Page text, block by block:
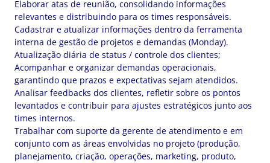
Elaborar atas de reunião, consolidando informações
relevantes e distribuindo para os times responsáveis.
Cadastrar e atualizar informações dentro da ferramenta
interna de gestão de projetos e demandas (Monday).
Atualização diária de status / controle dos clientes;
Acompanhar e organizar demandas operacionais,
garantindo que prazos e expectativas sejam atendidos.
Analisar feedbacks dos clientes, refletir sobre os pontos
levantados e contribuir para ajustes estratégicos junto aos
times internos.
Trabalhar com suporte da gerente de atendimento e em
conjunto com as áreas envolvidas no projeto (produção,
planejamento, criação, operações, marketing, produto,